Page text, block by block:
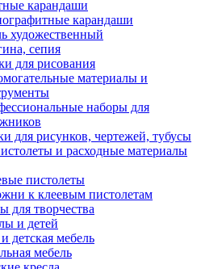
карандаши
карандаши
художественный
сепия
для рисования
материалы и
наборы для
для рисунков, чертежей, тубусы
и расходные материалы
пистолеты
к клеевым пистолетам
для творчества
и детей
детская мебель
мебель